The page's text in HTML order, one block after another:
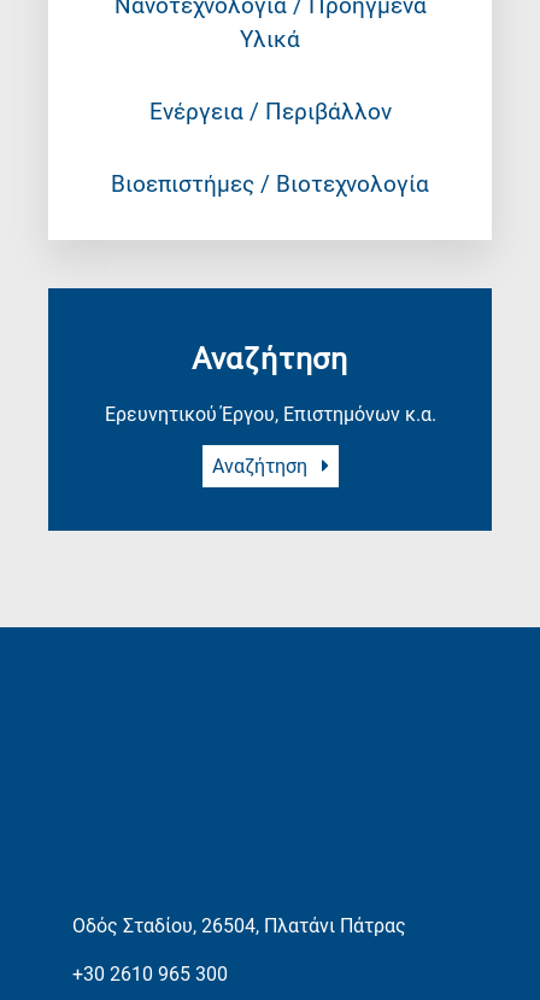
Υλικά
Ενέργεια / Περιβάλλον
Βιοεπιστήμες / Βιοτεχνολογία
Αναζήτηση
Ερευνητικού Έργου, Επιστημόνων κ.α.
Αναζήτηση
Οδός Σταδίου, 26504, Πλατάνι Πάτρας
+30 2610 965 300